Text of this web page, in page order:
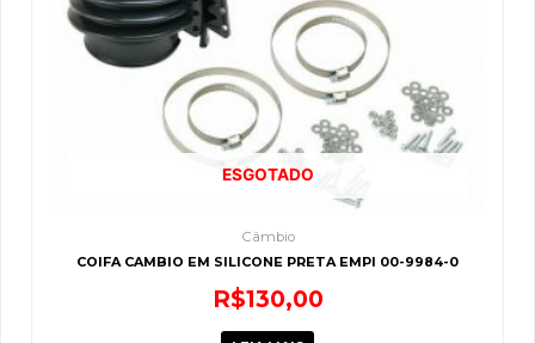
ESGOTADO
Câmbio
COIFA CAMBIO EM SILICONE PRETA EMPI 00-9984-0
R$130,00